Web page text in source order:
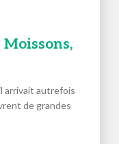
arrivait autrefois
de grandes